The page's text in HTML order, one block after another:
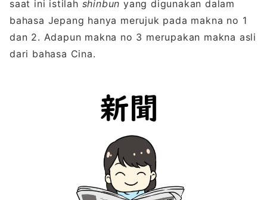
saat ini istilah shinbunyang digunakan dalam
bahasa Jepang hanya merujuk pada makna no 1
dan 2. Adapun makna no 3 merupakan makna asli
dari bahasa Cina.